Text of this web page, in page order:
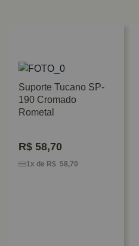
Suporte Tucano SP-
190 Cromado
Rometal
R$ 58,70
1x de R$ 58,70